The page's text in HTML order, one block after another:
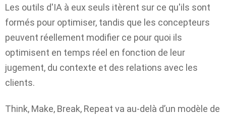
Les outils d'IA à eux seuls itèrent sur ce qu'ils sont
formés pour optimiser, tandis que les concepteurs
peuvent réellement modifier ce pour quoi ils
optimisent en temps réel en fonction de leur
jugement, du contexte et des relations avec les
clients.
Think, Make, Break, Repeat va au-delà d’un modèle de